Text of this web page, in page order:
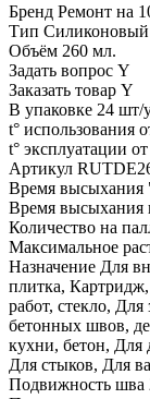
Бренд Ремонт на
Тип Силиконовый
Объём 260 мл.
Задать вопрос Y
Заказать товар Y
В упаковке 24 шт/
t° использования
t° эксплуатации
Артикул
Время высыхания
Время высыхания
Количество на
Максимальное
Назначение Для
плитка,
работ, стекло,
бетонных швов,
кухни, бетон,
Для стыков, Для
Подвижность шва